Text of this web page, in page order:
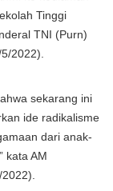
Tinggi
TNI (Purn)
2022).
sekarang ini
ide radikalisme
dari anak-
kata AM